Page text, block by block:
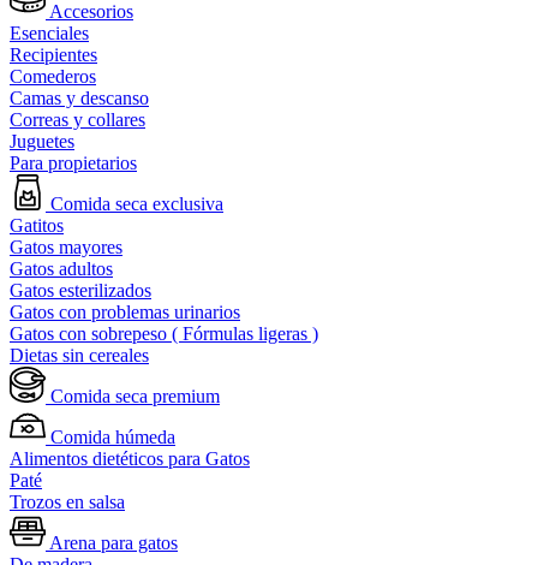
Accesorios
Esenciales
Recipientes
Comederos
Camas y descanso
Correas y collares
Juguetes
Para propietarios
Comida seca exclusiva
Gatitos
Gatos mayores
Gatos adultos
Gatos esterilizados
Gatos con problemas urinarios
Gatos con sobrepeso ( Fórmulas ligeras )
Dietas sin cereales
Comida seca premium
Comida húmeda
Alimentos dietéticos para Gatos
Paté
Trozos en salsa
Arena para gatos